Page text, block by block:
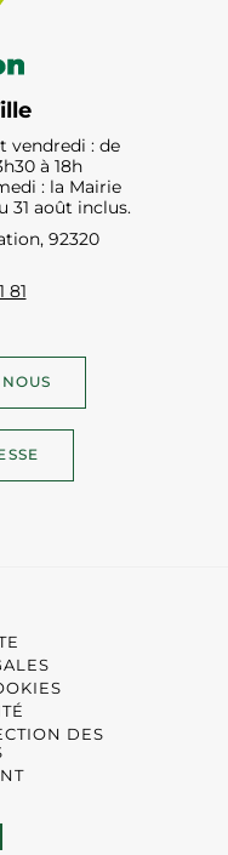
vendredi : de
à 18h
: la Mairie
31 août inclus.
92320
81
DES